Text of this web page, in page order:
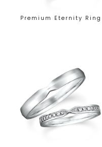
Premium Eternity Ring